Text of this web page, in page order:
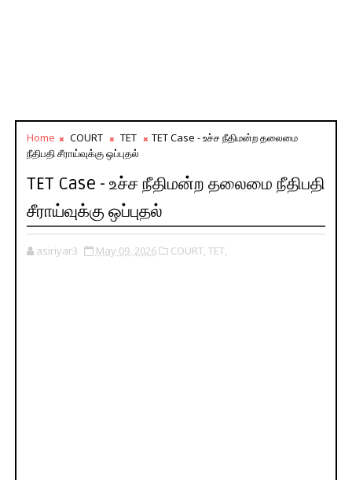
Home COURT TET
TET Case - உச்ச நீதிமன்ற தலைமை
நீதிபதி சீராய்வுக்கு ஒப்புதல்
TET Case - உச்ச நீதிமன்ற தலைமை நீதிபதி
சீராய்வுக்கு ஒப்புதல்
asiriyar3 May 09, 2026 COURT, TET,